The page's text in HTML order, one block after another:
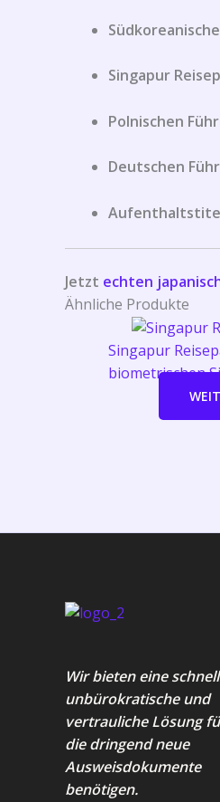
Singapur
Polnischen
Deutschen
Jetzt echten
Ähnliche Produkte
Singapur
biometrischen
Wir bieten eine
unbürokratische und
vertrauliche Lösung
die dringend neue
Ausweisdokumente
benötigen.